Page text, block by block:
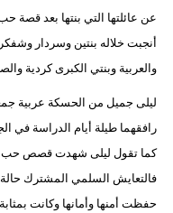
عن عائلتها التي بنتها بعد قصة
أنجبت خلاله بنتين وسردار
والعربية وبنتي الكبرى كردية
ليلى جميل من الحسكة عربية
كما تقول ليلى شهدت قصص حب
فالتعايش السلمي المشترك
حفظت أمنها وأمانها وكانت